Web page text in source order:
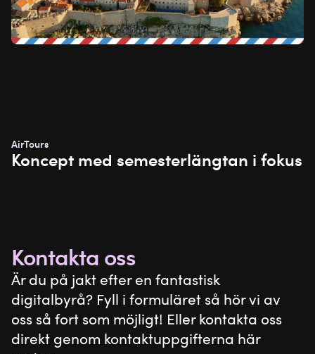
AirTours
Koncept med semesterlängtan i fokus
Kontakta oss
Är du på jakt efter en fantastisk
digitalbyrå? Fyll i formuläret så hör vi av
oss så fort som möjligt! Eller kontakta oss
direkt genom kontaktuppgifterna här